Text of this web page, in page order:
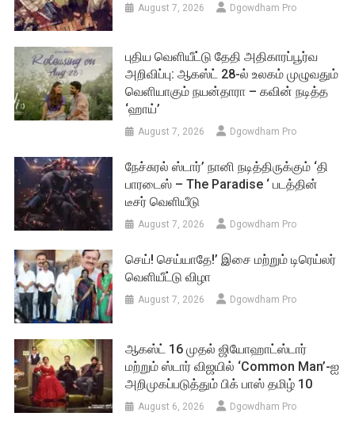
August 7, 2026 Dgowdham Pro
புதிய வெளியீட்டு தேதி அதிகாரப்பூர்வ
அறிவிப்பு: ஆகஸ்ட் 28-ல் உலகம் முழுவதும்
வெளியாகும் நயன்தாரா – கவின் நடித்த
‘ஹாய்’
August 7, 2026 Dgowdham Pro
நேச்சுரல் ஸ்டார்’ நானி நடித்திருக்கும் ‘தி
பாரடைஸ் – The Paradise ‘ படத்தின்
டீசர் வெளியீடு
August 7, 2026 Dgowdham Pro
செய்! செய்யாதே!’ இசை மற்றும் டிரெய்லர்
வெளியீட்டு விழா
August 7, 2026 Dgowdham Pro
ஆகஸ்ட் 16 முதல் ஜியோஹாட்ஸ்டார்
மற்றும் ஸ்டார் விஜயில் ‘Common Man’-ஐ
அறிமுகப்படுத்தும் பிக் பாஸ் தமிழ் 10
August 6, 2026 Dgowdham Pro